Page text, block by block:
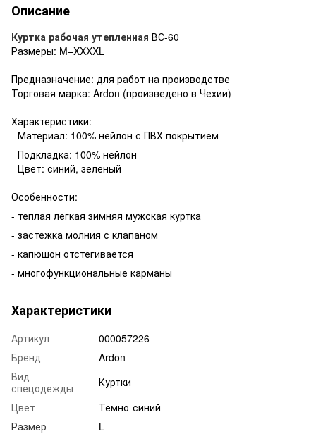
Описание
Куртка рабочая утепленная ВС-60
Размеры: M–XXXXL
Предназначение: для работ на производстве
Торговая марка: Ardon (произведено в Чехии)
Характеристики:
- Материал: 100% нейлон с ПВХ покрытием
- Подкладка: 100% нейлон
- Цвет: синий, зеленый
Особенности:
- теплая легкая зимняя мужская куртка
- застежка молния с клапаном
- капюшон отстегивается
- многофункциональные карманы
Характеристики
Артикул
000057226
Бренд
Ardon
Вид
спецодежды
Куртки
Цвет
Темно-синий
Размер
L